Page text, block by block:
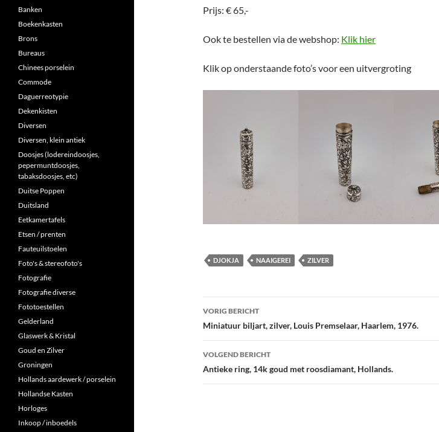
Prijs: € 65,-
Ook te bestellen via de webshop: Klik hier
Klik op onderstaande foto’s voor een uitvergroting
DJOKJA NAAIGEREI ZILVER
Berichtnavigatie
VORIG BERICHT
Miniatuur biljart, zilver, Louis Premselaar, Haarlem, 1976.
VOLGEND BERICHT
Antieke ring, 14k goud met roosdiamant, Hollands.
Banken
Boekenkasten
Brons
Bureaus
Chinees porselein
Commode
Daguerreotypie
Dekenkisten
Diversen
Diversen, klein antiek
Doosjes (lodereindoosjes,
pepermuntdoosjes,
tabaksdoosjes, etc)
Duitse Poppen
Duitsland
Eetkamertafels
Etsen / prenten
Fauteuilstoelen
Foto's & stereofoto's
Fotografie
Fotografie diverse
Fototoestellen
Gelderland
Glaswerk & Kristal
Goud en Zilver
Groningen
Hollands aardewerk / porselein
Hollandse Kasten
Horloges
Inkoop / inboedels